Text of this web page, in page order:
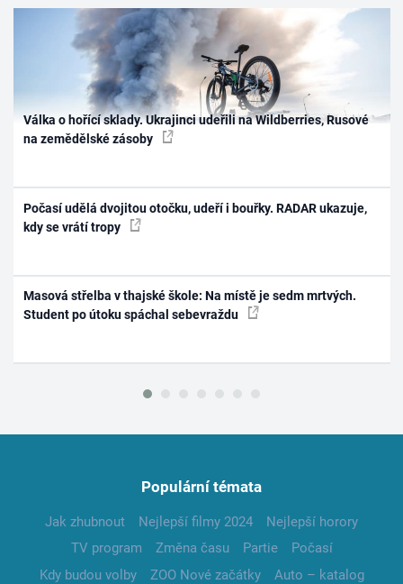
Válka o hořící sklady. Ukrajinci udeřili na Wildberries, Rusové
na zemědělské zásoby
Počasí udělá dvojitou otočku, udeří i bouřky. RADAR ukazuje,
kdy se vrátí tropy
Masová střelba v thajské škole: Na místě je sedm mrtvých.
Student po útoku spáchal sebevraždu
Populární témata
Jak zhubnout Nejlepší filmy 2024
Nejlepší horory
TV program
Změna času Partie
Počasí
Kdy budou volby
ZOO Nové začátky
Auto – katalog